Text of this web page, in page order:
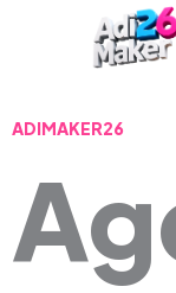
contenido
ADIMAKER26